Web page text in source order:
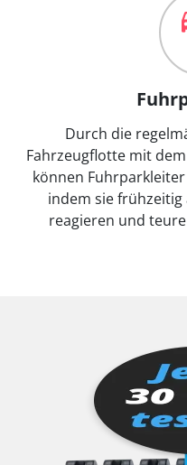
Durch die
Fahrzeugflotte mit
können
indem sie
reagieren und